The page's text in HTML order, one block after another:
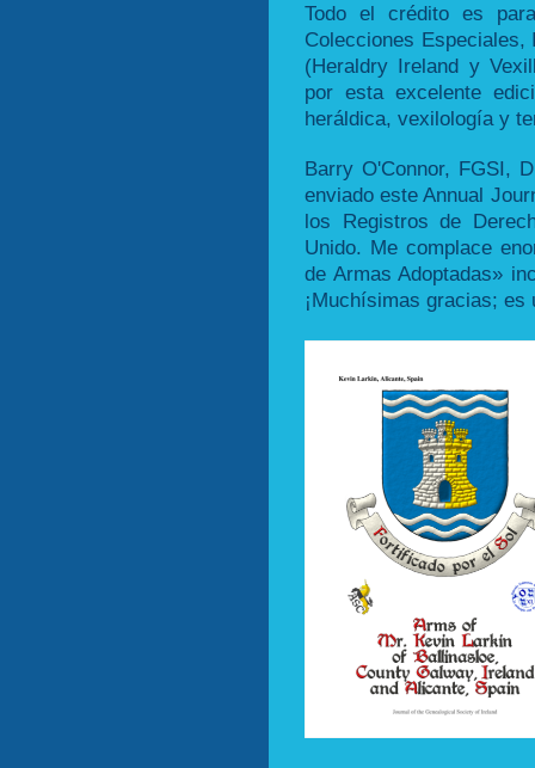
Todo el crédito es
Colecciones
(Heraldry Ireland y
por esta excelente
heráldica, vexilología y
Barry O'Connor, FGSI,
enviado este Annual
los Registros de
Unido. Me complace
de Armas Adoptadas»
¡Muchísimas gracias; es